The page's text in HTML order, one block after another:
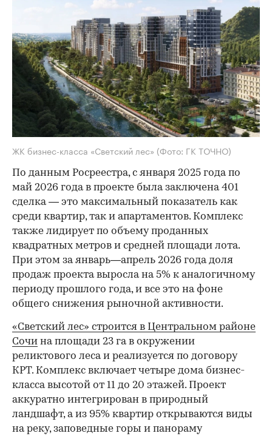
ЖК бизнес-класса «Светский лес» (Фото: ГК ТОЧНО)
По данным Росреестра, с января 2025 года по
май 2026 года в проекте была заключена 401
сделка — это максимальный показатель как
среди квартир, так и апартаментов. Комплекс
также лидирует по объему проданных
квадратных метров и средней площади лота.
При этом за январь—апрель 2026 года доля
продаж проекта выросла на 5% к аналогичному
периоду прошлого года, и все это на фоне
общего снижения рыночной активности.
«Светский лес» строится в Центральном районе
Сочи на площади 23 га в окружении
реликтового леса и реализуется по договору
КРТ. Комплекс включает четыре дома бизнес-
класса высотой от 11 до 20 этажей. Проект
аккуратно интегрирован в природный
ландшафт, а из 95% квартир открываются виды
на реку, заповедные горы и панораму